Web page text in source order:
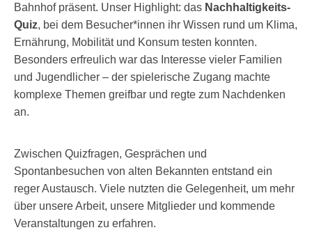
Bahnhof präsent. Unser Highlight: das Nachhaltigkeits-
Quiz, bei dem Besucher*innen ihr Wissen rund um Klima,
Ernährung, Mobilität und Konsum testen konnten.
Besonders erfreulich war das Interesse vieler Familien
und Jugendlicher – der spielerische Zugang machte
komplexe Themen greifbar und regte zum Nachdenken
an.
Zwischen Quizfragen, Gesprächen und
Spontanbesuchen von alten Bekannten entstand ein
reger Austausch. Viele nutzten die Gelegenheit, um mehr
über unsere Arbeit, unsere Mitglieder und kommende
Veranstaltungen zu erfahren.